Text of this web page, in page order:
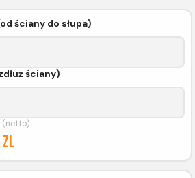
ściany do słupa)
ściany)
(netto)
zl